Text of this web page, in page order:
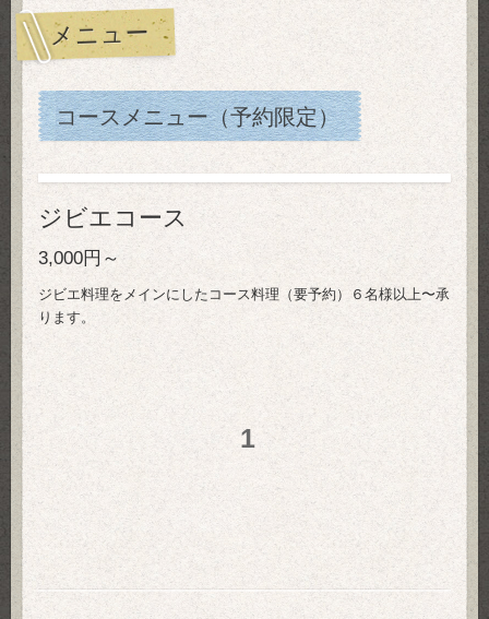
メニュー
コースメニュー（予約限定）
ジビエコース
3,000円～
ジビエ料理をメインにしたコース料理（要予約）６名様以上〜承
ります。
1